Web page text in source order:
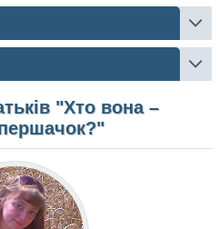
"Хто вона –